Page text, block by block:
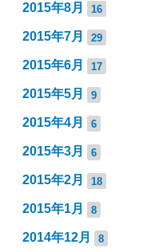
2015年8月 16
2015年7月 29
2015年6月 17
2015年5月 9
2015年4月 6
2015年3月 6
2015年2月 18
2015年1月 8
2014年12月 8